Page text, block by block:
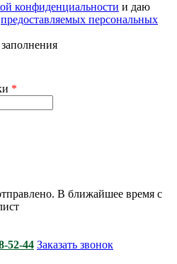
конфиденциальности и даю
предоставляемых персональных
*
В ближайшее время с
52-44 Заказать звонок